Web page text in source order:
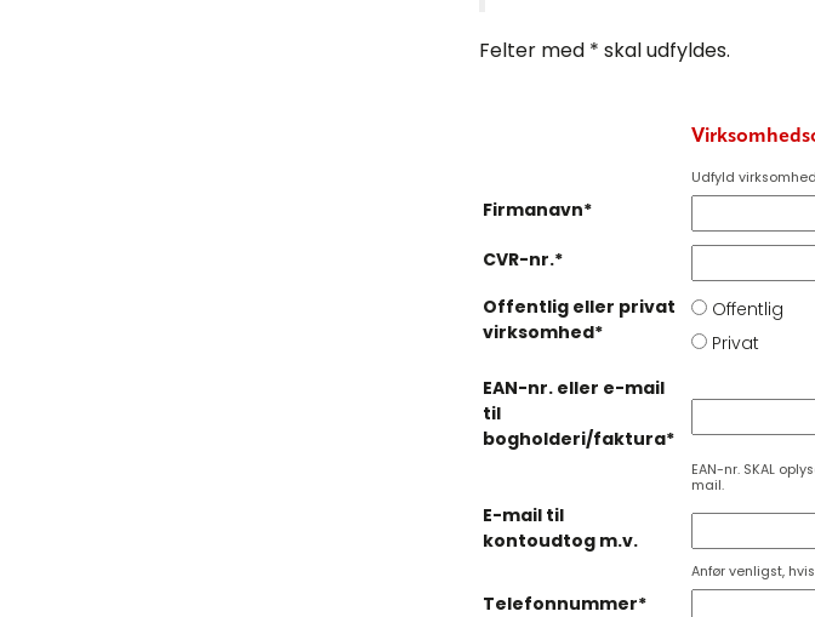
Felter med * skal udfyldes.
Udfyld
Firmanavn*
CVR-nr.*
Offentlig eller privat
virksomhed*
Offentlig
Privat
EAN-nr. eller e-mail
til
bogholderi/faktura*
EAN-nr. SKAL
mail.
E-mail til
kontoudtog m.v.
Anfør venligst,
Telefonnummer*